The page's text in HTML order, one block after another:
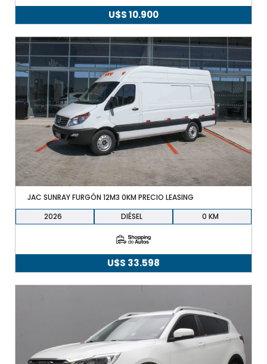
U$S10.900
JAC SUNRAY FURGÓN 12M3 0KM PRECIO LEASING
2026
DIÉSEL 0
U$S 33.598